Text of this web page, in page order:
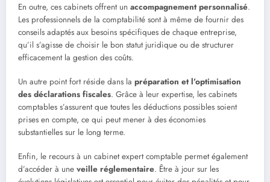
En outre, ces cabinets offrent un accompagnement personnalisé.
Les professionnels de la comptabilité sont à même de fournir des
conseils adaptés aux besoins spécifiques de chaque entreprise,
qu’il s’agisse de choisir le bon statut juridique ou de structurer
efficacement la gestion des coûts.
Un autre point fort réside dans la préparation et l’optimisation
des déclarations fiscales. Grâce à leur expertise, les cabinets
comptables s’assurent que toutes les déductions possibles soient
prises en compte, ce qui peut mener à des économies
substantielles sur le long terme.
Enfin, le recours à un cabinet expert comptable permet également
d’accéder à une veille réglementaire. Être à jour sur les